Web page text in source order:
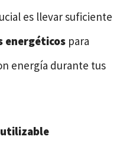
es llevar suficiente
energéticos para
energía durante tus